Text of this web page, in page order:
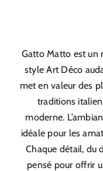
Gatto Matto est un
style Art Déco
met en valeur des
traditions
moderne.
idéale pour les
Chaque détail, du
pensé pour offrir